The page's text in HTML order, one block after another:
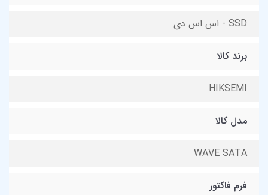
SSD - اس اس دی
برند کالا
HIKSEMI
مدل کالا
WAVE SATA
فرم فاکتور